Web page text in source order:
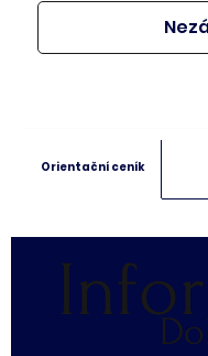
Orientační ceník